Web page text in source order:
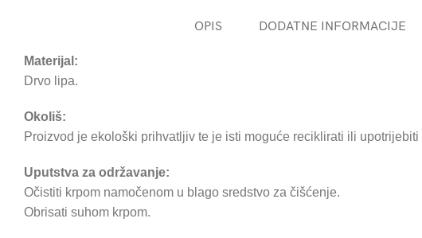
OPIS DODATNE INFORMACIJE
Materijal:
Drvo lipa.
Okoliš:
Proizvod je ekološki prihvatljiv te je isti moguće reciklirati ili
Uputstva za održavanje:
Očistiti krpom namočenom u blago sredstvo za čišćenje.
Obrisati suhom krpom.